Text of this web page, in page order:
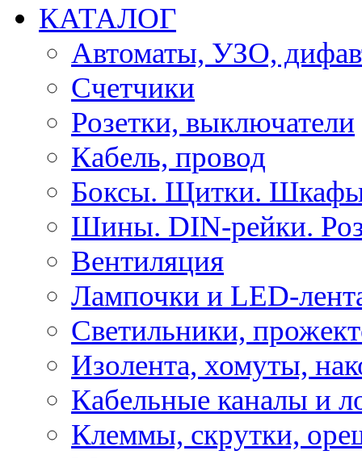
КАТАЛОГ
Автоматы, УЗО,
Счетчики
Розетки, выключатели
Кабель, провод
Боксы. Щитки.
Шины. DIN-рейки.
Вентиляция
Лампочки и LED-
Светильники,
Изолента, хомуты,
Кабельные каналы и
Клеммы, скрутки,